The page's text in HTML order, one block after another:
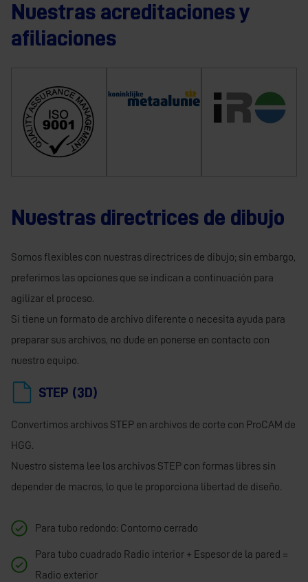
Nuestras acreditaciones y
afiliaciones
Nuestras directrices de dibujo
Somos flexibles con nuestras directrices de dibujo; sin embargo,
preferimos las opciones que se indican a continuación para
agilizar el proceso.
Si tiene un formato de archivo diferente o necesita ayuda para
preparar sus archivos, no dude en ponerse en contacto con
nuestro equipo.
STEP (3D)
Convertimos archivos STEP en archivos de corte con ProCAM de
HGG.
Nuestro sistema lee los archivos STEP con formas libres sin
depender de macros, lo que le proporciona libertad de diseño.
Para tubo redondo: Contorno cerrado
Para tubo cuadrado Radio interior + Espesor de la pared =
Radio exterior